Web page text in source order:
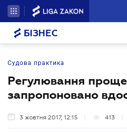
БІЗНЕС
Судова практика
Регулювання
запропоновано
3 жовтня 2017, 12:15 413